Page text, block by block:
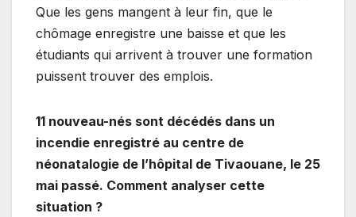
Que les gens mangent à leur fin, que le
chômage enregistre une baisse et que les
étudiants qui arrivent à trouver une formation
puissent trouver des emplois.
11 nouveau-nés sont décédés dans un
incendie enregistré au centre de
néonatalogie de l’hôpital de Tivaouane, le 25
mai passé. Comment analyser cette
situation ?